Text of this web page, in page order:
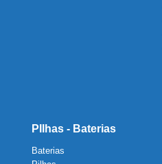
PIlhas - Baterias
Baterias